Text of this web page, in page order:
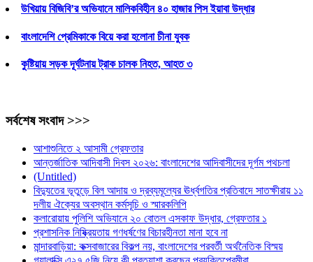
উখিয়ায় বিজিবি’র অভিযানে মালিকবিহীন ৪০ হাজার পিস ইয়াবা উদ্ধার
বাংলাদেশি প্রেমিকাকে বিয়ে করা হলোনা চীনা যুবক
কুষ্টিয়ায় সড়ক দূর্ঘটনায় ট্রাক চালক নিহত, আহত ৩
সর্বশেষ সংবাদ >>>
আশাশুনিতে ২ আসামী গ্রেফতার
আন্তর্জাতিক আদিবাসী দিবস ২০২৬: বাংলাদেশের আদিবাসীদের দূর্গম পথচলা
(Untitled)
বিদ্যুতের ভূতুড়ে বিল আদায় ও দ্রব্যমূল্যের ঊর্ধ্বগতির প্রতিবাদে সাতক্ষীরায় ১১
দলীয় ঐক্যের অবস্থান কর্মসূচি ও স্মারকলিপি
কলারোয়ায় পুলিশি অভিযানে ২০ বোতল এসকাফ উদ্ধার, গ্রেফতার ১
প্রশাসনিক নিষ্ক্রিয়তায় গণধর্ষণের বিচারহীনতা মানা হবে না
মান্দারবাড়িয়া: কক্সবাজারের বিকল্প নয়, বাংলাদেশের পরবর্তী অর্থনৈতিক বিস্ময়